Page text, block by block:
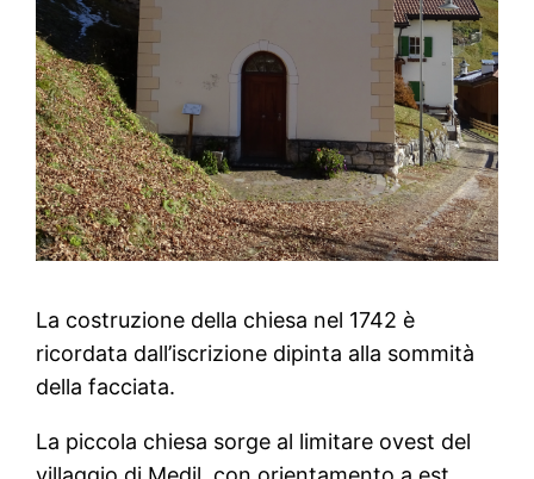
La costruzione della chiesa nel 1742 è
ricordata dall’iscrizione dipinta alla sommità
della facciata.
La piccola chiesa sorge al limitare ovest del